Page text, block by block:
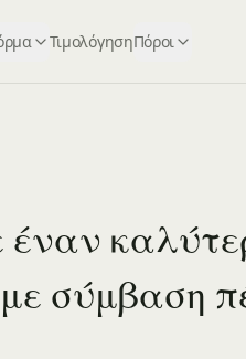
ΤιμολόγησηΠόροι
έναν
σύμβαση